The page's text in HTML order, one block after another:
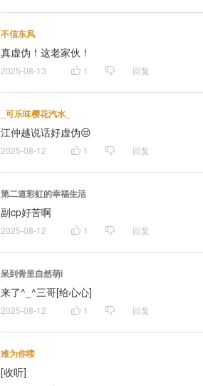
不信东风
真虚伪！这老家伙！
2025-08-13 1 回复
_可乐味樱花汽水_
江仲越说话好虚伪😒
2025-08-12 1 回复
第二道彩虹的幸福生活
副cp好苦啊
2025-08-12 1 回复
呆到骨里自然萌i
来了^_^三哥[给心心]
2025-08-12 1 回复
难为你喽
[收听]